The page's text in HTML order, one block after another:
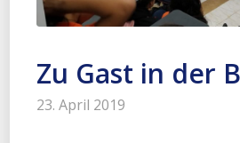
Zu Gast in der
23. April 2019